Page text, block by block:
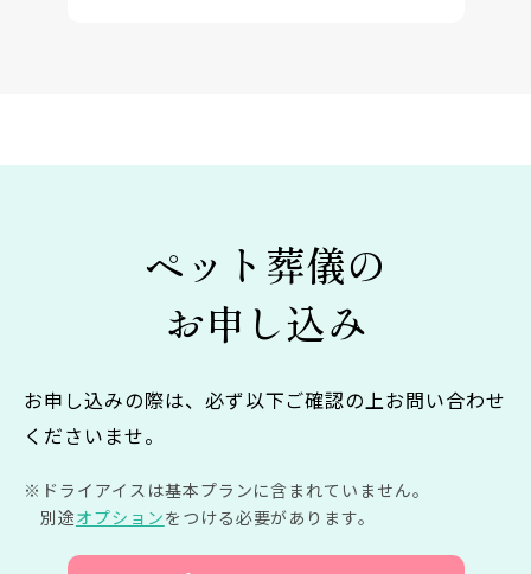
ペット葬儀の
お申し込み
お申し込みの際は、必ず以下ご確認の上お問い合わせ
くださいませ。
ドライアイスは基本プランに含まれていません。
別途オプションをつける必要があります。